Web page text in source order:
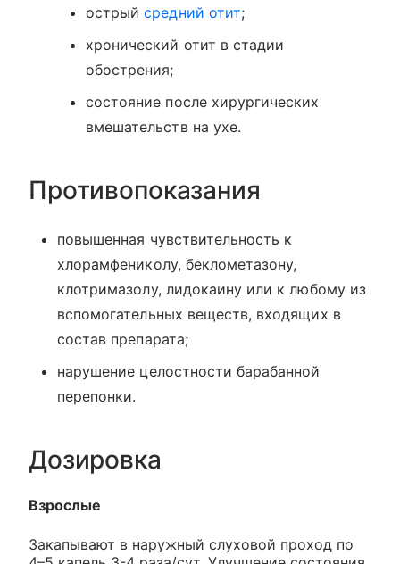
острыйсредний отит;
хронический отит в стадии
обострения;
состояние после хирургических
вмешательств на ухе.
Противопоказания
повышенная чувствительность к
хлорамфениколу, беклометазону,
клотримазолу, лидокаину или к любому из
вспомогательных веществ, входящих в
состав препарата;
нарушение целостности барабанной
перепонки.
Дозировка
Взрослые
Закапывают в наружный слуховой проход по